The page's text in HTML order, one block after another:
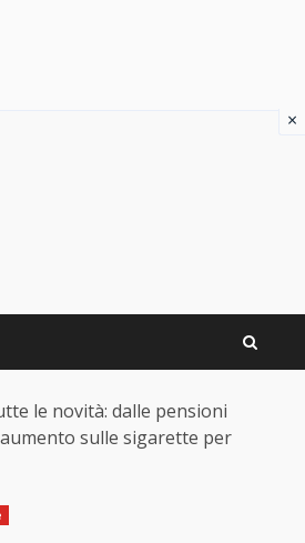
le novità: dalle pensioni
sulle sigarette per
×